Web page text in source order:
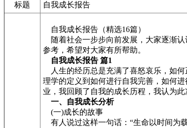
标题 自我成长报告
自我成长报告（精选16篇）
随着社会一步步向前发展，大家逐渐认
参考，希望对大家有所帮助。
自我成长报告 篇1
人生的经历总是充满了喜怒哀乐，如何
理学的定义到如何进行自我完善，如何
业，我回顾了自我的成长历程，我认为此
一、自我成长分析
(一)成长的故事
有人说过这样一句话：“生命以时间为